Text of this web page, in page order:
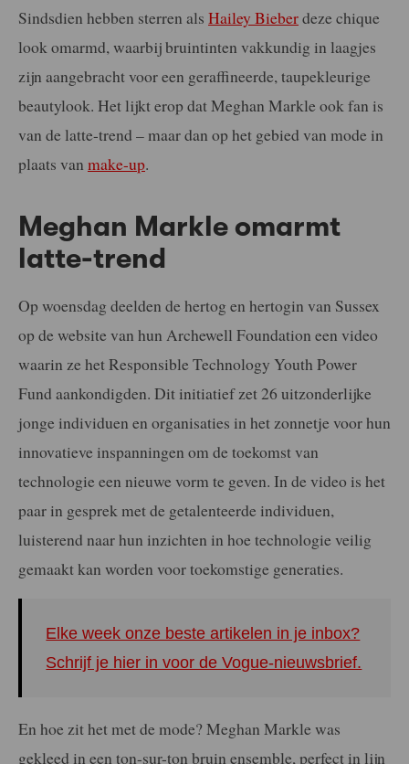
Sindsdien hebben sterren als Hailey Bieberdeze chique
look omarmd, waarbij bruintinten vakkundig in laagjes
zijn aangebracht voor een geraffineerde, taupekleurige
beautylook. Het lijkt erop dat Meghan Markle ook fan is
van de latte-trend – maar dan op het gebied van mode in
plaats van make-up.
Meghan Markle omarmt
latte-trend
Op woensdag deelden de hertog en hertogin van Sussex
op de website van hun Archewell Foundation een video
waarin ze het Responsible Technology Youth Power
Fund aankondigden. Dit initiatief zet 26 uitzonderlijke
jonge individuen en organisaties in het zonnetje voor hun
innovatieve inspanningen om de toekomst van
technologie een nieuwe vorm te geven. In de video is het
paar in gesprek met de getalenteerde individuen,
luisterend naar hun inzichten in hoe technologie veilig
gemaakt kan worden voor toekomstige generaties.
Elke week onze beste artikelen in je inbox?
Schrijf je hier in voor de Vogue-nieuwsbrief.
En hoe zit het met de mode? Meghan Markle was
gekleed in een ton-sur-ton bruin ensemble, perfect in lijn